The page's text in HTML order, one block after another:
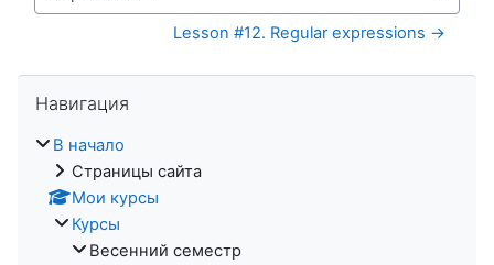
Lesson #12. Regular expressions →
Навигация
В начало
Страницы сайта
Мои курсы
Курсы
Весенний семестр